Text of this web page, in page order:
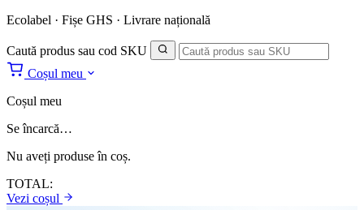
Ecolabel · Fișe GHS · Livrare națională
Caută produs sau cod SKU
Coșul meu
Coșul meu
Se încarcă…
Nu aveți produse în coș.
TOTAL:
Vezi coșul